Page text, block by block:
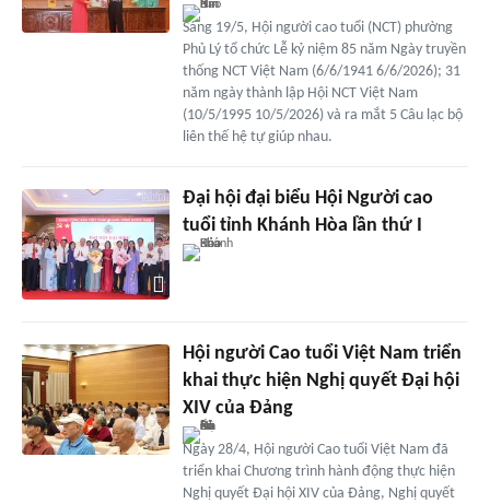
Sáng 19/5, Hội người cao tuổi (NCT) phường
Phủ Lý tổ chức Lễ kỷ niệm 85 năm Ngày truyền
thống NCT Việt Nam (6/6/1941 6/6/2026); 31
năm ngày thành lập Hội NCT Việt Nam
(10/5/1995 10/5/2026) và ra mắt 5 Câu lạc bộ
liên thế hệ tự giúp nhau.
Đại hội đại biểu Hội Người cao
tuổi tỉnh Khánh Hòa lần thứ I
Hội người Cao tuổi Việt Nam triển
khai thực hiện Nghị quyết Đại hội
XIV của Đảng
Ngày 28/4, Hội người Cao tuổi Việt Nam đã
triển khai Chương trình hành động thực hiện
Nghị quyết Đại hội XIV của Đảng, Nghị quyết